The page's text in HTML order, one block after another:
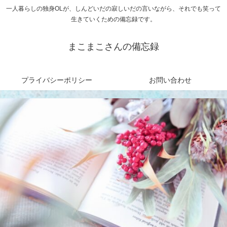
一人暮らしの独身OLが、しんどいだの寂しいだの言いながら、それでも笑って
生きていくための備忘録です。
まこまこさんの備忘録
プライバシーポリシー お問い合わせ